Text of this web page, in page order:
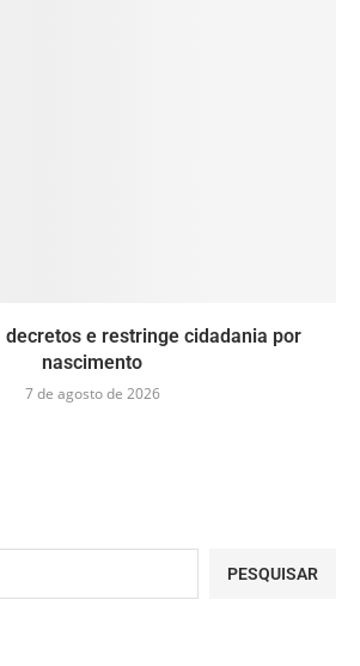
decretos e restringe cidadania por
nascimento
7 de agosto de 2026
PESQUISAR